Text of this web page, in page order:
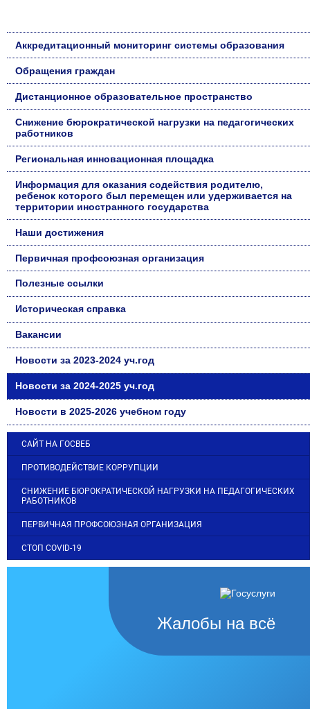
Аккредитационный мониторинг системы образования
Обращения граждан
Дистанционное образовательное пространство
Снижение бюрократической нагрузки на педагогических
работников
Региональная инновационная площадка
Информация для оказания содействия родителю,
ребенок которого был перемещен или удерживается на
территории иностранного государства
Наши достижения
Первичная профсоюзная организация
Полезные ссылки
Историческая справка
Вакансии
Новости за 2023-2024 уч.год
Новости за 2024-2025 уч.год
Новости в 2025-2026 учебном году
САЙТ НА ГОСВЕБ
ПРОТИВОДЕЙСТВИЕ КОРРУПЦИИ
СНИЖЕНИЕ БЮРОКРАТИЧЕСКОЙ НАГРУЗКИ НА ПЕДАГОГИЧЕСКИХ
РАБОТНИКОВ
ПЕРВИЧНАЯ ПРОФСОЮЗНАЯ ОРГАНИЗАЦИЯ
СТОП COVID-19
Жалобы на всё